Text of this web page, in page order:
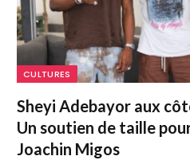
CULTURES
Sheyi Adebayor aux
Un soutien de taille
Joachin Migos